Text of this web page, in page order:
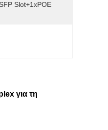
Slot+1xPOE
για τη